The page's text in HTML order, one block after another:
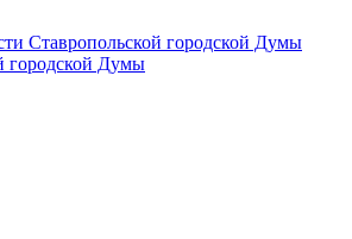
Ставропольской городской Думы
городской Думы